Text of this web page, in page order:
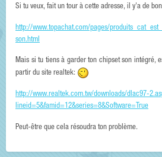
Si tu veux, fait un tour à cette adresse, il y'a de
http://www.topachat.com/pages/
son.html
Mais si tu tiens à garder ton chipset son intégré,
partir du site realtek:
http://www.realtek.com.tw/downloads/dlac97-
lineid=5&famid=12&series=8&Software=True
Peut-être que cela résoudra ton problème.